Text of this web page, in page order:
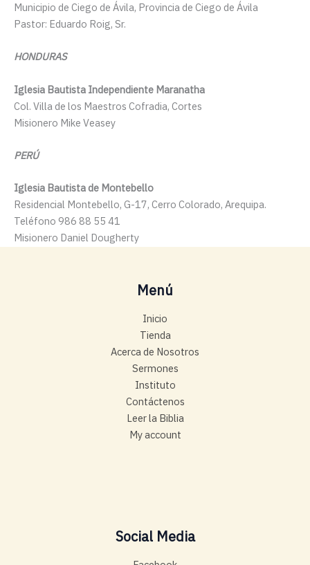
Municipio de Ciego de Ávila, Provincia de Ciego de Ávila
Pastor: Eduardo Roig, Sr.
HONDURAS
Iglesia Bautista Independiente Maranatha
Col. Villa de los Maestros Cofradia, Cortes
Misionero Mike Veasey
PERÚ
Iglesia Bautista de Montebello
Residencial Montebello, G-17, Cerro Colorado, Arequipa.
Teléfono 986 88 55 41
Misionero Daniel Dougherty
Menú
Inicio
Tienda
Acerca de Nosotros
Sermones
Instituto
Contáctenos
Leer la Biblia
My account
Social Media